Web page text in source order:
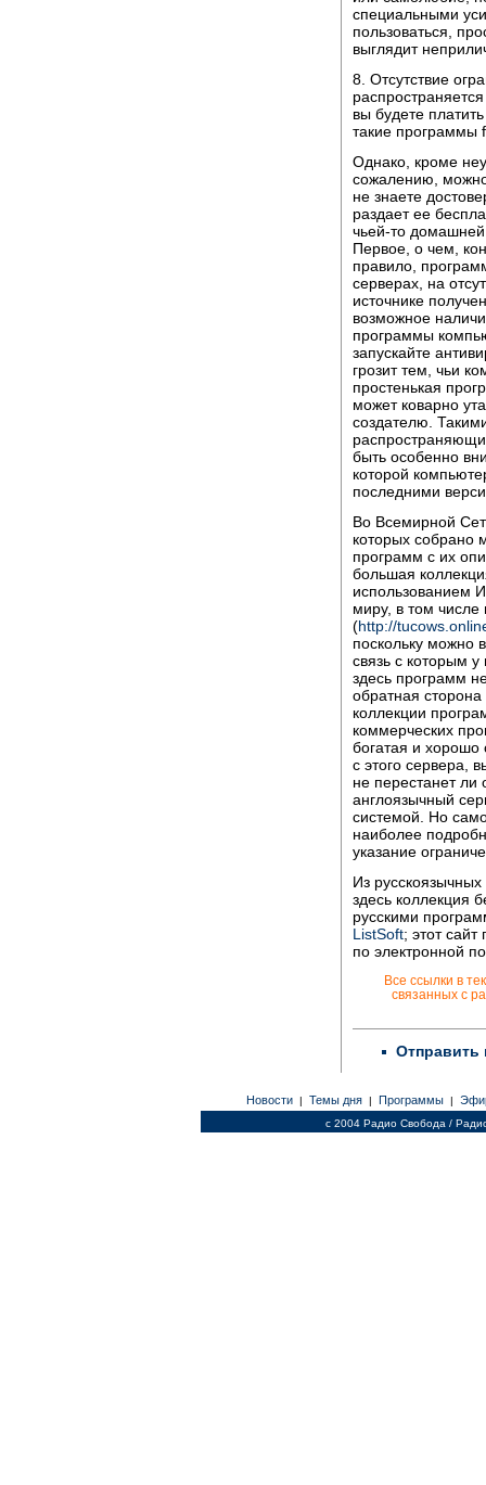
специальными
пользоваться,
выглядит
8. Отсутствие
вы будете
такие программы
Однако, кроме
сожалению,
не знаете
раздает ее
чьей-то
Первое, о чем,
правило,
серверах, на
источнике
возможное
программы
запускайте
грозит тем, чьи
простенькая
может коварно
создателю.
быть особенно
которой
последними
Во Всемирной
которых собрано
программ с их
большая
использованием
миру, в том
(http://
поскольку можно
связь с которым
здесь программ
обратная
коллекции
коммерческих
богатая и хорошо
с этого сервера,
не перестанет
англоязычный
системой. Но
наиболее
указание
Из
здесь коллекция
русскими
ListSoft; этот
по электронной
Все ссылки в
связанных с
Отправить
Новости | Темы дня | Программы |
c 2004 Радио Свобода /